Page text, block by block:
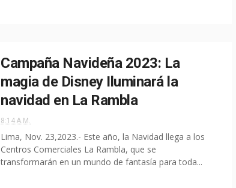
Campaña Navideña 2023: La
magia de Disney Iluminará la
navidad en La Rambla
8:14 A.M.
Lima, Nov. 23,2023.- Este año, la Navidad llega a los
Centros Comerciales La Rambla, que se
transformarán en un mundo de fantasía para toda...